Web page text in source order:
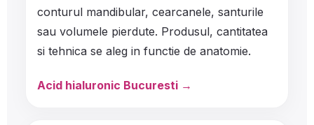
conturul mandibular, cearcanele, santurile
sau volumele pierdute. Produsul, cantitatea
si tehnica se aleg in functie de anatomie.
Acid hialuronic Bucuresti →